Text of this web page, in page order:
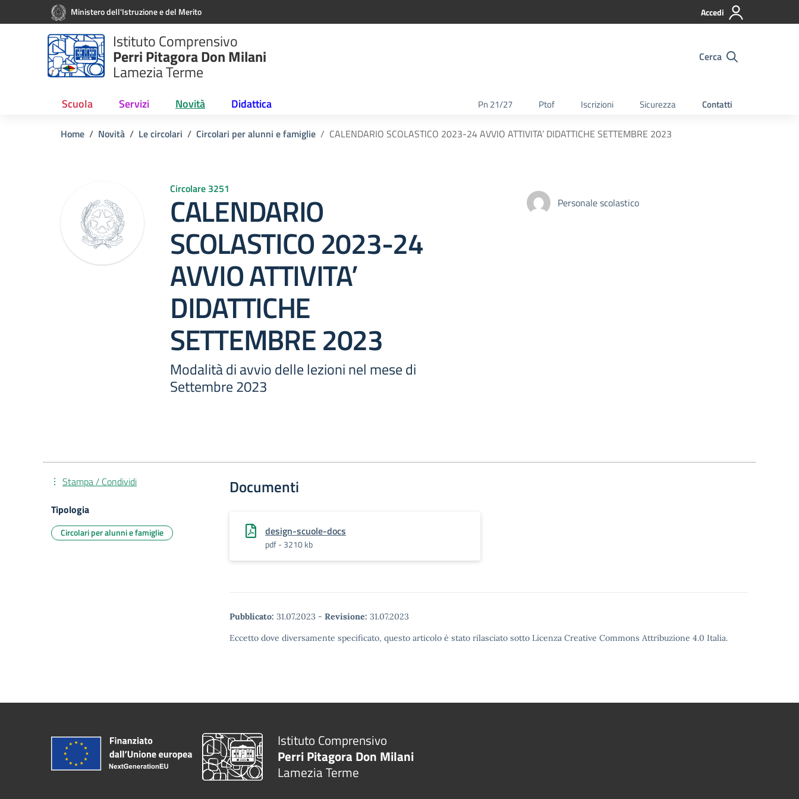
Vai ai contenuti
Vai al menu di navigazioneMinistero dell'Istruzione e del Merito Accedi
Istituto Comprensivo
Perri Pitagora Don Milani
Lamezia Terme
Cerca
Scuola Servizi Novità Didattica Pn 21/27 Ptof Iscrizioni Sicurezza Contatti
Home Novità Le circolari Circolari per alunni e famiglie CALENDARIO SCOLASTICO 2023-24 AVVIO ATTIVITA’ DIDATTICHE SETTEMBRE 2023
Circolare 3251
CALENDARIO
SCOLASTICO 2023-24
AVVIO ATTIVITA’
DIDATTICHE
SETTEMBRE 2023
Modalità di avvio delle lezioni nel mese di
Settembre 2023
Personale scolastico
Documenti
design-scuole-docs
pdf - 3210 kb
Pubblicato: 31.07.2023 - Revisione: 31.07.2023
Eccetto dove diversamente specificato, questo articolo è stato rilasciato sotto Licenza Creative Commons Attribuzione 4.0 Italia.
Stampa / Condividi
Tipologia
Circolari per alunni e famiglie
Istituto Comprensivo
Perri Pitagora Don Milani
Lamezia Terme